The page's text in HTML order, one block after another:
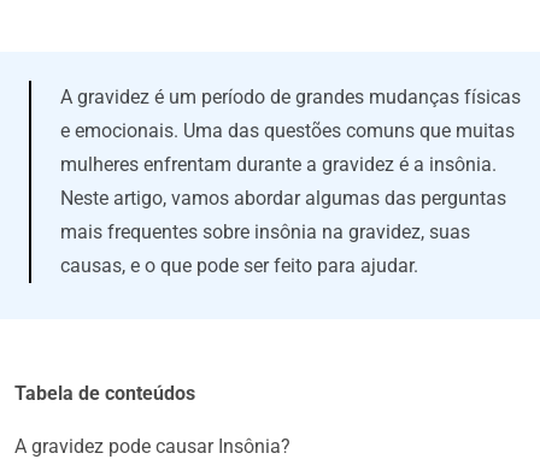
A gravidez é um período de grandes mudanças físicas
e emocionais. Uma das questões comuns que muitas
mulheres enfrentam durante a gravidez é a insônia.
Neste artigo, vamos abordar algumas das perguntas
mais frequentes sobre insônia na gravidez, suas
causas, e o que pode ser feito para ajudar.
Tabela de conteúdos
A gravidez pode causar Insônia?